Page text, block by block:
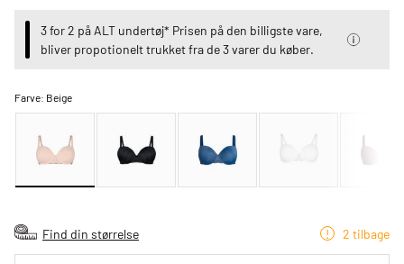
3 for 2 på ALT undertøj* Prisen på den billigste vare,
bliver propotionelt trukket fra de 3 varer du køber.
Farve: Beige
Find din størrelse 2 tilbage